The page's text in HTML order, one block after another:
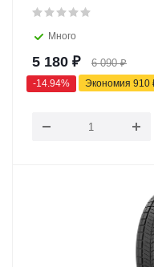
Много
5 180 ₽ 6 090₽
-14.94% Экономия 910